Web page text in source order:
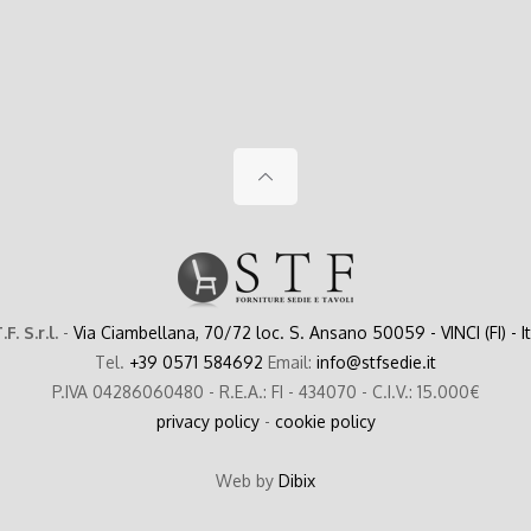
S.r.l. - Via Ciambellana, 70/72 loc. S. Ansano 50059 - VINCI (FI) -
Tel. +39 0571 584692 Email: info@stfsedie.it
P.IVA 04286060480 - R.E.A.: FI - 434070 - C.I.V.: 15.000€
privacy policy- cookie policy
Web by Dibix